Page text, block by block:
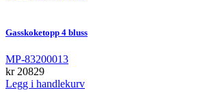
Gasskoketopp 4 bluss
MP-83200013
kr20829
Legg i handlekurv